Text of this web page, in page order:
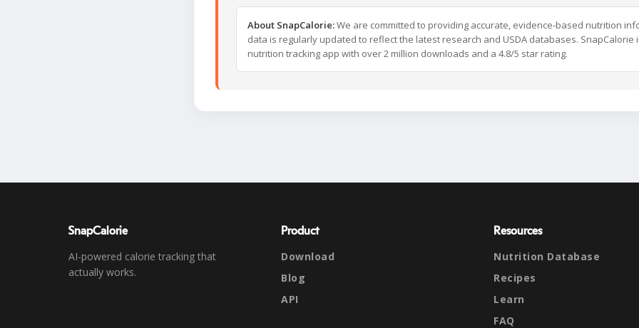
About SnapCalorie:We are committed to providing accurate, evidence-based nutrition
data is regularly updated to reflect the latest research and USDA databases. SnapCalorie
nutrition tracking app with over 2 million downloads and a 4.8/5 star rating.
SnapCalorie
AI-powered calorie tracking that
actually works.
Product
Download
Blog
API
Resources
Nutrition Database
Recipes
Learn
FAQ